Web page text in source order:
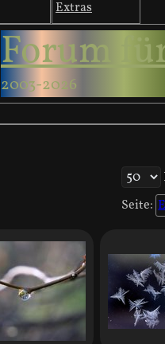
Extras
Forum
2003-2026
Seite: